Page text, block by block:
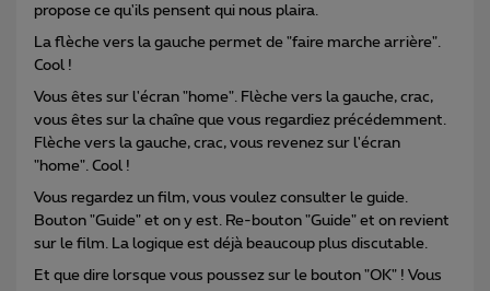
propose ce qu'ils pensent qui nous plaira.
La flèche vers la gauche permet de "faire marche arrière".
Cool !
Vous êtes sur l'écran "home". Flèche vers la gauche, crac,
vous êtes sur la chaîne que vous regardiez précédemment.
Flèche vers la gauche, crac, vous revenez sur l'écran
"home". Cool !
Vous regardez un film, vous voulez consulter le guide.
Bouton "Guide" et on y est. Re-bouton "Guide" et on revient
sur le film. La logique est déjà beaucoup plus discutable.
Et que dire lorsque vous poussez sur le bouton "OK" ! Vous